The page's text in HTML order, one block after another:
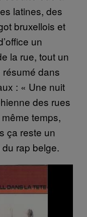
latines, des
bruxellois et
un
la rue, tout un
résumé dans
: « Une nuit
des rues
temps,
ça reste un
rap belge.